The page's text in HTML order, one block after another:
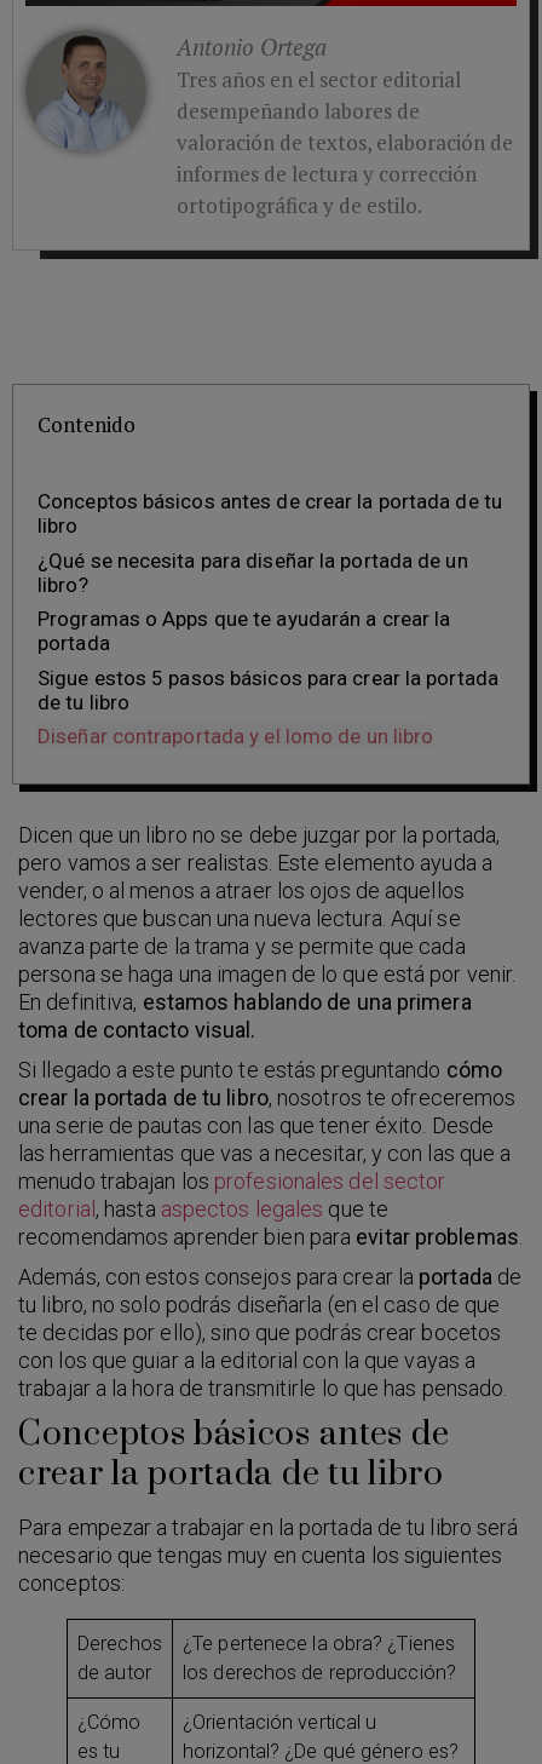
Antonio Ortega
Tres años en el sector editorial
desempeñando labores de
valoración de textos, elaboración de
informes de lectura y corrección
ortotipográfica y de estilo.
Contenido
Conceptos básicos antes de crear la portada de tu
libro
¿Qué se necesita para diseñar la portada de un
libro?
Programas o Apps que te ayudarán a crear la
portada
Sigue estos 5 pasos básicos para crear la portada
de tu libro
Diseñar contraportada y el lomo de un libro
Dicen que un libro no se debe juzgar por la portada,
pero vamos a ser realistas. Este elemento ayuda a
vender, o al menos a atraer los ojos de aquellos
lectores que buscan una nueva lectura. Aquí se
avanza parte de la trama y se permite que cada
persona se haga una imagen de lo que está por venir.
En definitiva, estamos hablando de una primera
toma de contacto visual.
Si llegado a este punto te estás preguntando cómo
crear la portada de tu libro, nosotros te ofreceremos
una serie de pautas con las que tener éxito. Desde
las herramientas que vas a necesitar, y con las que a
menudo trabajan los profesionales del sector
editorial, hasta aspectos legales que te
recomendamos aprender bien para evitar problemas
Además, con estos consejos para crear la portada de
tu libro, no solo podrás diseñarla (en el caso de que
te decidas por ello), sino que podrás crear bocetos
con los que guiar a la editorial con la que vayas a
trabajar a la hora de transmitirle lo que has pensado.
Conceptos básicos antes de
crear la portada de tu libro
Para empezar a trabajar en la portada de tu libro será
necesario que tengas muy en cuenta los siguientes
conceptos:
Derechos
de autor
¿Te pertenece la obra? ¿Tienes
los derechos de reproducción?
¿Cómo
es tu
¿Orientación vertical u
horizontal? ¿De qué género es?